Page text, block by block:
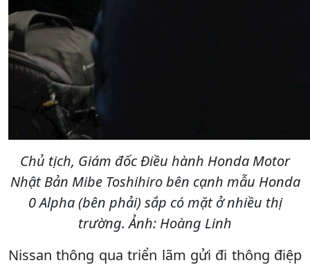
Chủ tịch, Giám đốc Điều hành Honda Motor
Nhật Bản Mibe Toshihiro bên cạnh mẫu Honda
0 Alpha (bên phải) sắp có mặt ở nhiều thị
trường. Ảnh: Hoàng Linh
Nissan thông qua triển lãm gửi đi thông điệp